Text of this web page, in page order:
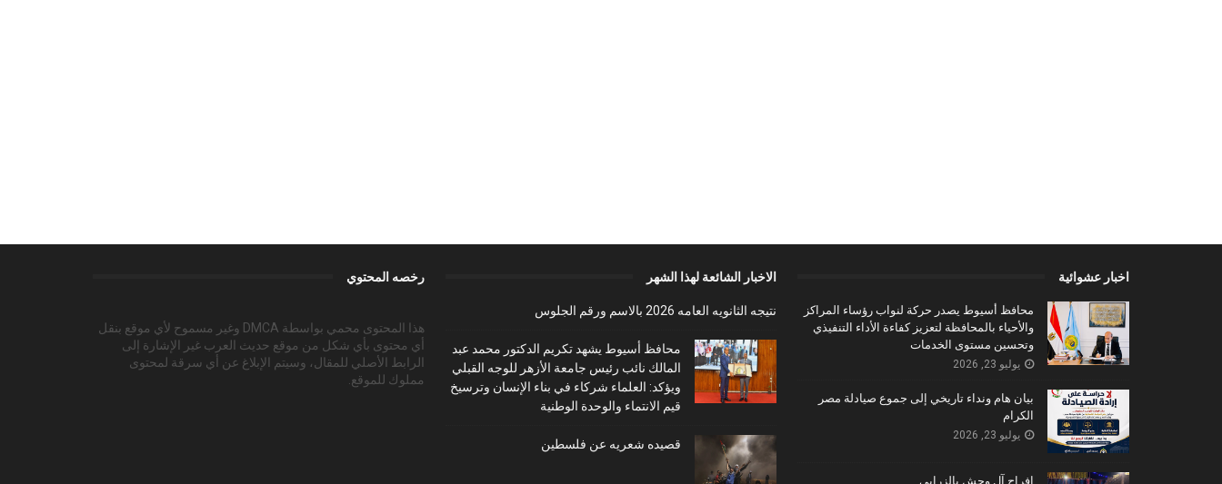
اخبار عشوائية
محافظ أسيوط يصدر حركة لنواب رؤساء المراكز
والأحياء بالمحافظة لتعزيز كفاءة الأداء التنفيذي
وتحسين مستوى الخدمات
يوليو 23, 2026
بيان هام ونداء تاريخي إلى جموع صيادلة مصر
الكرام
يوليو 23, 2026
افراح آل وحش بالزرابي
الاخبار الشائعة لهذا الشهر
نتيجه الثانويه العامه 2026 بالاسم ورقم الجلوس
محافظ أسيوط يشهد تكريم الدكتور محمد عبد
المالك نائب رئيس جامعة الأزهر للوجه القبلي
ويؤكد: العلماء شركاء في بناء الإنسان وترسيخ
قيم الانتماء والوحدة الوطنية
قصيده شعريه عن فلسطين
رخصه المحتوي
هذا المحتوى محمي بواسطة DMCA وغير مسموح لأي موقع بنقل
أي محتوى بأي شكل من موقع حديث العرب غير الإشارة إلى
الرابط الأصلي للمقال، وسيتم الإبلاغ عن أي سرقة لمحتوى
مملوك للموقع.